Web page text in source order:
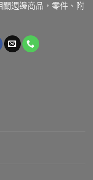
週邊商品，零件、附